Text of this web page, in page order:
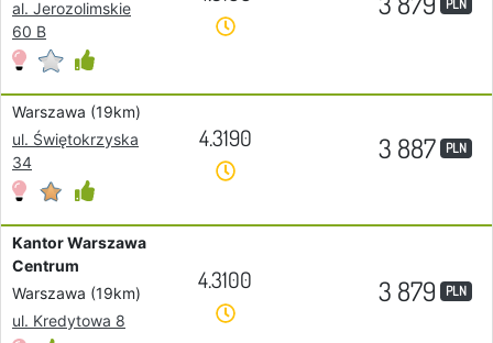
al. Jerozolimskie
60 B
PLN
Warszawa (19km)
ul. Świętokrzyska
34
4.3190 3 887 PLN
Kantor Warszawa
Centrum
Warszawa (19km)
ul. Kredytowa 8
4.3100 3 879 PLN